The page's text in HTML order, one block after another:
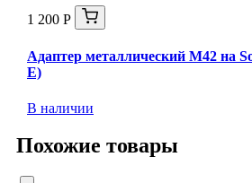
1 200 Р
Адаптер металлический M42 на
E)
В наличии
Похожие товары